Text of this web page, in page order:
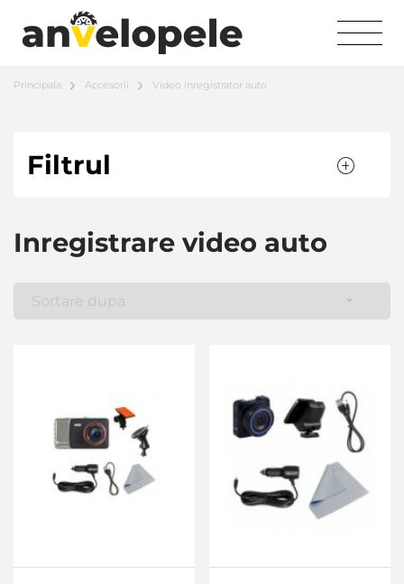
Principala Accesorii Video inregistrator auto
Inregistrare video auto
Filtrul